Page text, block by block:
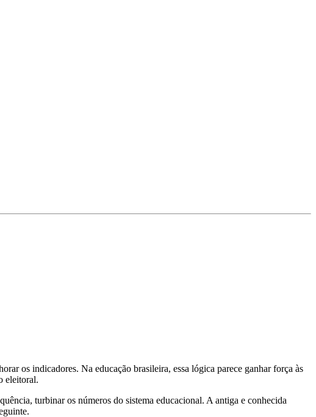
os indicadores. Na educação brasileira, essa lógica parece ganhar força às
eleitoral.
turbinar os números do sistema educacional. A antiga e conhecida